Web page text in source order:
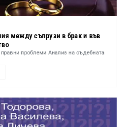
между съпрузи в брак и във
проблеми Анализ на съдебната